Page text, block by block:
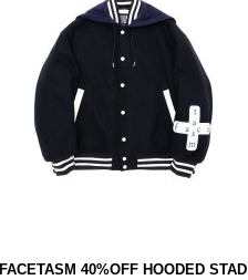
FACETASM 40%OFF HOODED STAD